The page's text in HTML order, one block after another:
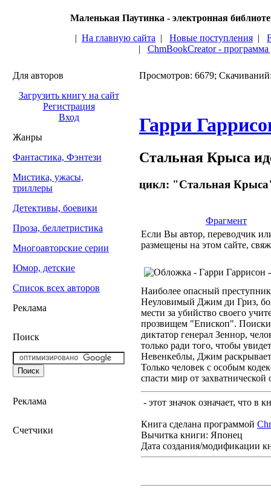
Маленькая Паутинка - электронная
| На главную сайта | Новые поступления |
| ChmBookCreator -
Для авторов
Загрузить книгу на сайт
Регистрация
Вход
Жанры
Фантастика, Фэнтези
Мистика, ужасы,
триллеры
Детективы, боевики
Проза, беллетристика
Многоавторские серии
Юмор, детские
Список всех авторов
Реклама
Поиск
Реклама
Счетчики
Просмотров: 6679;
Гарри
Стальная Крыса
цикл: "Стальная
Фрагмент
Если Вы автор, переводчик
размещены на этом сайте,
Наиболее опасный преступник
Неуловимый Джим ди Гриз,
мести за убийство своего
прозвищем "Епископ". Поиски
диктатор генерал Зеннор,
только ради того, чтобы
Невенкеблы, Джим
Только человек с особым
спасти мир от захватнической
- этот значок означает, что в
Книга сделана программой
Вычитка книги: Японец
Дата создания/модификации